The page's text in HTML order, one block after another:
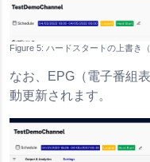
ハードスタートの上書き
なお、EPG（電子番組
動更新されます。